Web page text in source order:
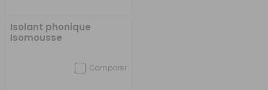
Isolant phonique
Isomousse
Comparer